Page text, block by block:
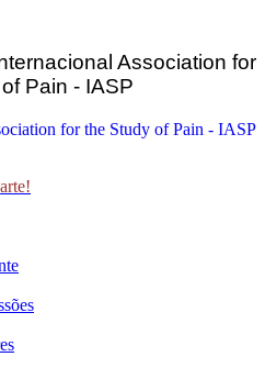
Association for
Pain - IASP